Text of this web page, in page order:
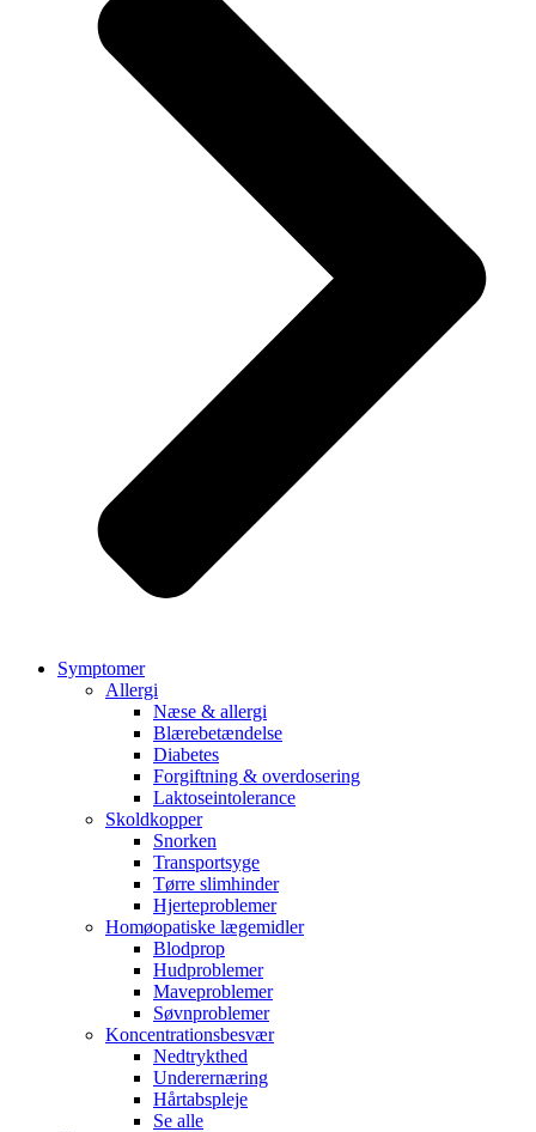
Symptomer
Allergi
Næse & allergi
Blærebetændelse
Diabetes
Forgiftning & overdosering
Laktoseintolerance
Skoldkopper
Snorken
Transportsyge
Tørre slimhinder
Hjerteproblemer
Homøopatiske lægemidler
Blodprop
Hudproblemer
Maveproblemer
Søvnproblemer
Koncentrationsbesvær
Nedtrykthed
Underernæring
Hårtabspleje
Se alle